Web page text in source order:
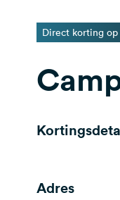
Direct korting op
Adres